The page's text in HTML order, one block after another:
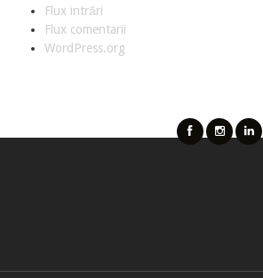
Flux intrări
Flux comentarii
WordPress.org